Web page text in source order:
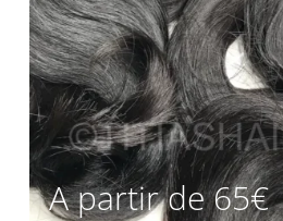
A partir de 65€